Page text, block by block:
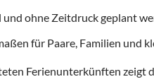
ohne Zeitdruck geplant
für Paare, Familien und
Ferienunterkünften zeigt